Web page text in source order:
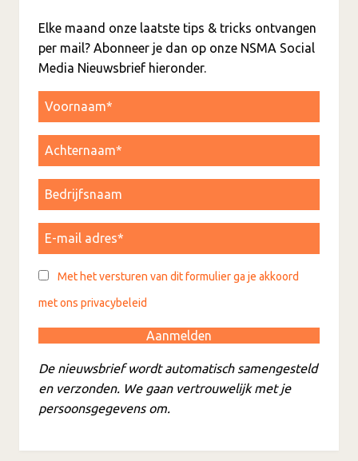
Elke maand onze laatste tips & tricks ontvangen
per mail? Abonneer je dan op onze NSMA Social
Media Nieuwsbrief hieronder.
Met het versturen van dit formulier ga je akkoord
met ons privacybeleid
De nieuwsbrief wordt automatisch samengesteld
en verzonden. We gaan vertrouwelijk met je
persoonsgegevens om.